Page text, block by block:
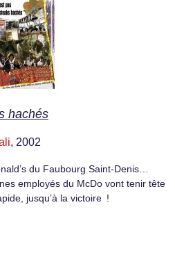
hachés
, 2002
du Faubourg Saint-Denis…
employés du McDo vont tenir tête
jusqu’à la victoire !